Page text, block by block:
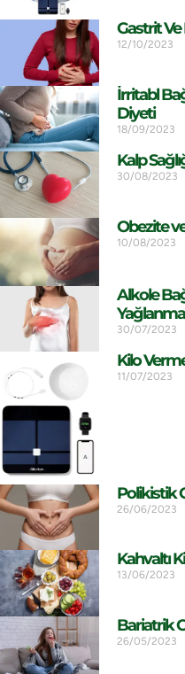
Gastrit
12/10/2023
İrritabl
Diyeti
18/09/2023
Kalp
30/08/2023
Obezite
10/08/2023
Alkole
30/07/2023
Kilo
11/07/2023
Polikistik
26/06/2023
Kahvaltı
13/06/2023
Bariatrik
26/05/2023